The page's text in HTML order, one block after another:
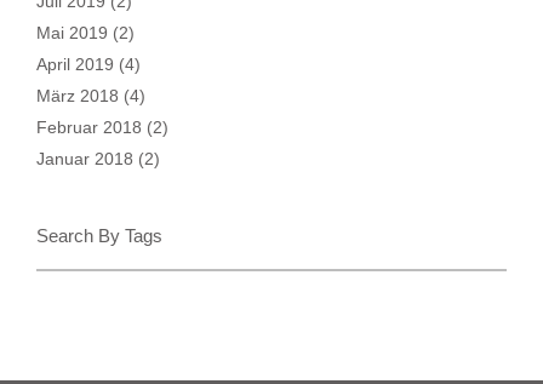
Mai 2019 (2)
April 2019 (4)
März 2018 (4)
Februar 2018 (2)
Januar 2018 (2)
Search By Tags